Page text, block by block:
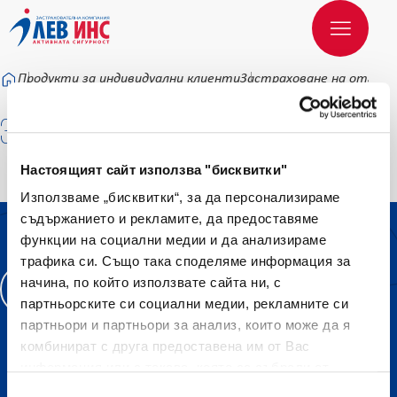
Настоящият сайт използва "бисквитки"
Използваме „бисквитки“, за да персонализираме
съдържанието и рекламите, да предоставяме
функции на социални медии и да анализираме
трафика си. Също така споделяме информация за
начина, по който използвате сайта ни, с
партньорските си социални медии, рекламните си
партньори и партньори за анализ, които може да я
комбинират с друга предоставена им от Вас
Към основното съдържание
Продукти за индивидуални клиентиЗастраховане на
Застраховане наотговорности
ПОЛЕЗНО
КАРИЕРИ
ПАЗЕТЕ ВАЖНИТЕ НЕЩА
КОНТАКТИ
КАРТА НА САЙТА
Онлайн Услуги
Бързи връзки: